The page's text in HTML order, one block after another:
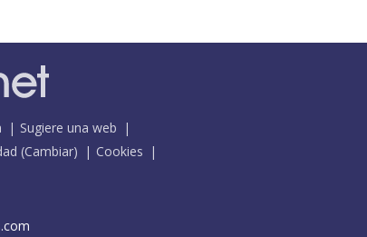
Sugiere una web
(Cambiar)
Cookies